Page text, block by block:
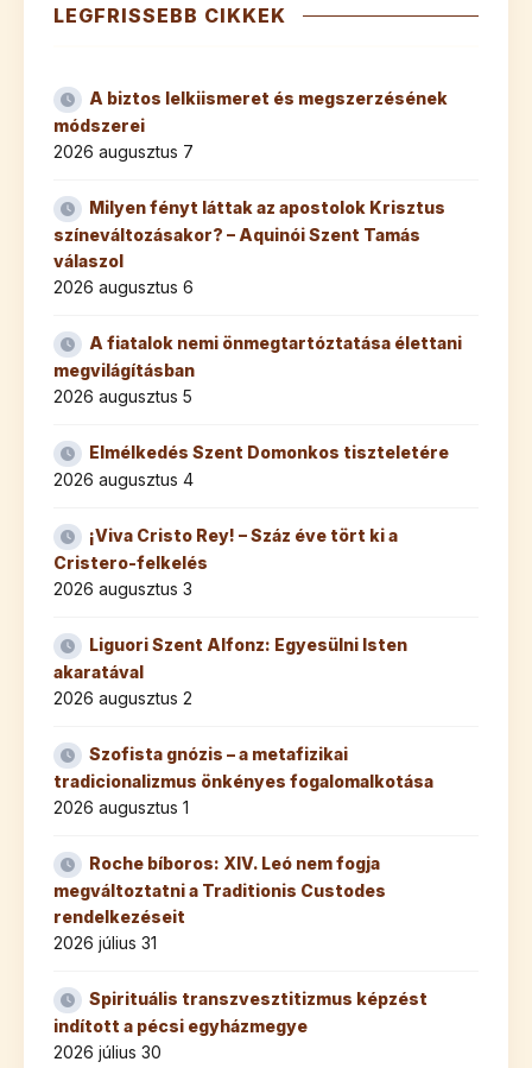
LEGFRISSEBB CIKKEK
A biztos lelkiismeret és megszerzésének
módszerei
2026 augusztus 7
Milyen fényt láttak az apostolok Krisztus
színeváltozásakor? – Aquinói Szent Tamás
válaszol
2026 augusztus 6
A fiatalok nemi önmegtartóztatása élettani
megvilágításban
2026 augusztus 5
Elmélkedés Szent Domonkos tiszteletére
2026 augusztus 4
¡Viva Cristo Rey! – Száz éve tört ki a
Cristero-felkelés
2026 augusztus 3
Liguori Szent Alfonz: Egyesülni Isten
akaratával
2026 augusztus 2
Szofista gnózis – a metafizikai
tradicionalizmus önkényes fogalomalkotása
2026 augusztus 1
Roche bíboros: XIV. Leó nem fogja
megváltoztatni a Traditionis Custodes
rendelkezéseit
2026 július 31
Spirituális transzvesztitizmus képzést
indított a pécsi egyházmegye
2026 július 30